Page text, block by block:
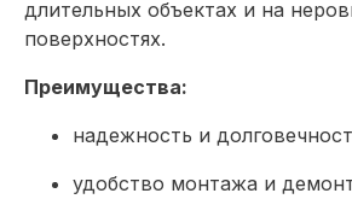
длительных объектах и на
поверхностях.
Преимущества:
надежность и
удобство монтажа и